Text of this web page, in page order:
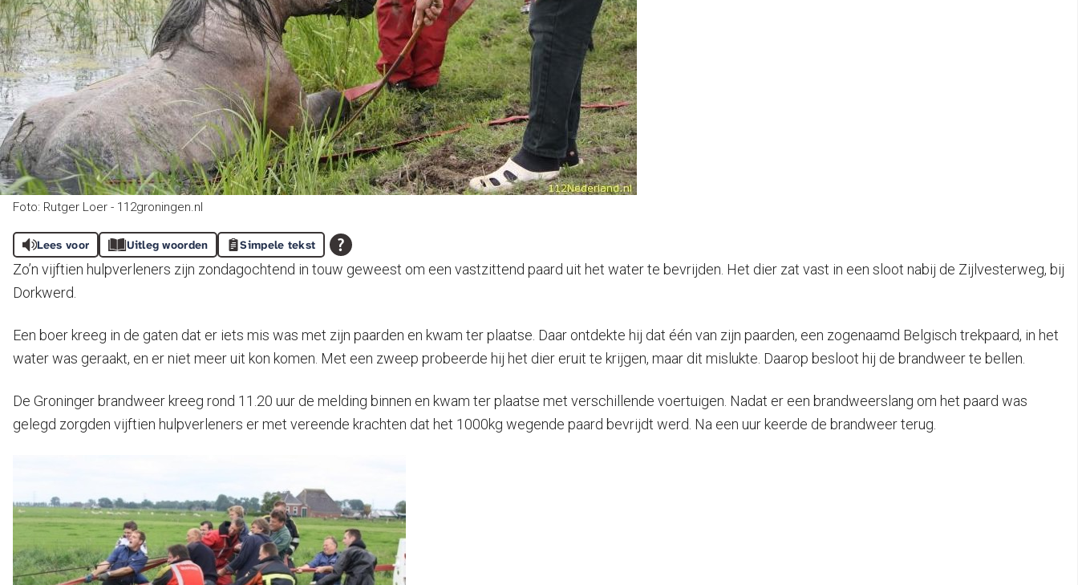
Foto: Rutger Loer - 112groningen.nl
Lees voor Uitleg woorden Simpele tekst
Zo’n vijftien hulpverleners zijn zondagochtend in touw geweest om een vastzittend paard uit het water te bevrijden. Het dier zat vast in een sloot nabij de Zijlvesterweg, bij
Dorkwerd.
Een boer kreeg in de gaten dat er iets mis was met zijn paarden en kwam ter plaatse. Daar ontdekte hij dat één van zijn paarden, een zogenaamd Belgisch trekpaard, in het
water was geraakt, en er niet meer uit kon komen. Met een zweep probeerde hij het dier eruit te krijgen, maar dit mislukte. Daarop besloot hij de brandweer te bellen.
De Groninger brandweer kreeg rond 11.20 uur de melding binnen en kwam ter plaatse met verschillende voertuigen. Nadat er een brandweerslang om het paard was
gelegd zorgden vijftien hulpverleners er met vereende krachten dat het 1000kg wegende paard bevrijdt werd. Na een uur keerde de brandweer terug.